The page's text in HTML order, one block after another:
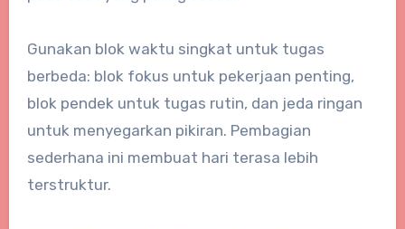
Gunakan blok waktu singkat untuk tugas
berbeda: blok fokus untuk pekerjaan penting,
blok pendek untuk tugas rutin, dan jeda ringan
untuk menyegarkan pikiran. Pembagian
sederhana ini membuat hari terasa lebih
terstruktur.